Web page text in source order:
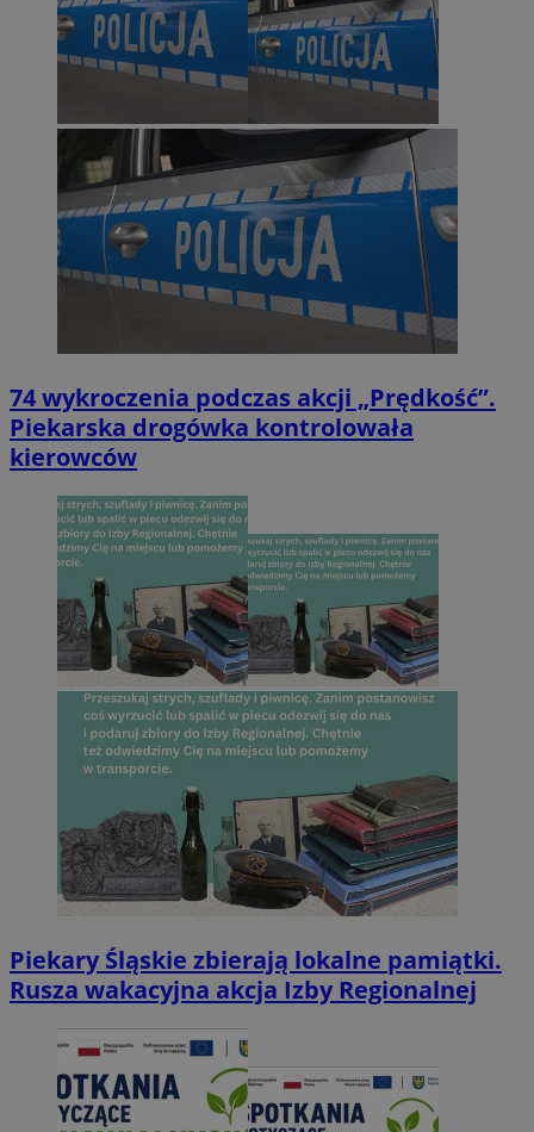
74 wykroczenia podczas akcji „Prędkość”.
Piekarska drogówka kontrolowała
kierowców
Piekary Śląskie zbierają lokalne pamiątki.
Rusza wakacyjna akcja Izby Regionalnej